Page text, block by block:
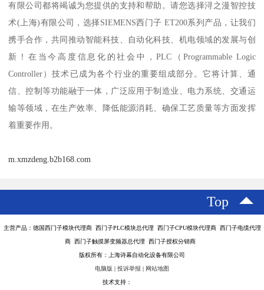
有限公司都将竭诚为您提供的支持和帮助。请您选择浔之漫智控技
术(上海)有限公司，选择SIEMENS西门子 ET200系列产品，让我们
携手合作，共同推动智能科技、自动化科技、机电领域的发展与创
新！在当今高度信息化的社会中，PLC（Programmable Logic
Controller）技术已成为各个行业的重要组成部分。它将计算、通
信、控制等功能融于一体，广泛应用于制造业、电力系统、交通运
输等领域，在生产效率、降低能源消耗、确保工艺质量等方面发挥
着重要作用。
m.xmzdeng.b2b168.com
Top
主营产品：德国西门子模块代理商 西门子PLC模块总代理 西门子CPU模块代理商 西门子电缆代理
商 西门子触摸屏变频器总代理 西门子授权分销商
版权所有：上海诗幕自动化设备有限公司
电脑版 | 投诉举报 | 网站地图
技术支持：